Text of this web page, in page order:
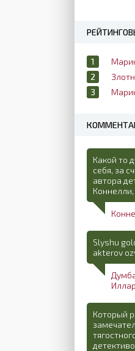
Какой то
себя, за
автора
Slyshu
akterov
Который